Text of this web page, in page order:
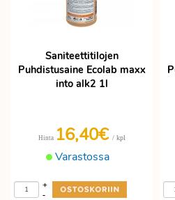
Saniteettitilojen
Puhdistusaine Ecolab maxx
into alk2 1l
Varastossa
Hinta 16,40€ / kpl
-
+